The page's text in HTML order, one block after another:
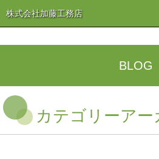
株式会社加藤工務店
コンセプト
BLOG
カテゴリーアー